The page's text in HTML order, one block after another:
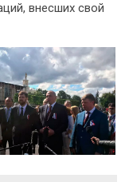
внесших свой